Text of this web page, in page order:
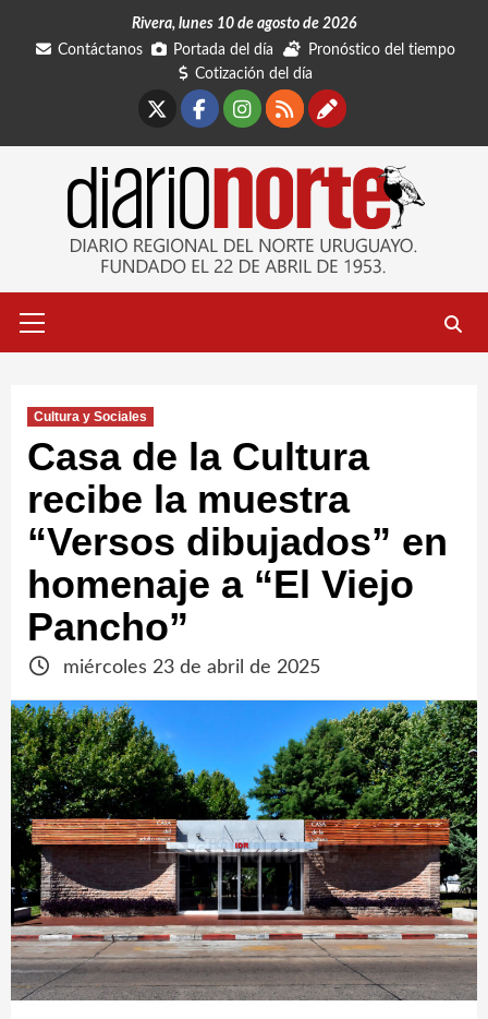
Rivera, lunes 10 de agosto de 2026
Contáctanos
Portada del día
Pronóstico del tiempo
Cotización del día
Facebook
Instagram
RSSContáctanos
primario
Cultura y Sociales
Casa de la Cultura
recibe la muestra
“Versos dibujados” en
homenaje a “El Viejo
Pancho”
miércoles 23 de abril de 2025